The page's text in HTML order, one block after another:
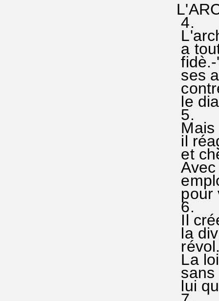
4.
a
fidè.-
ses
le
5.
Mais
il
et
Avec
pour
6.
Il
la
La
sans
lui